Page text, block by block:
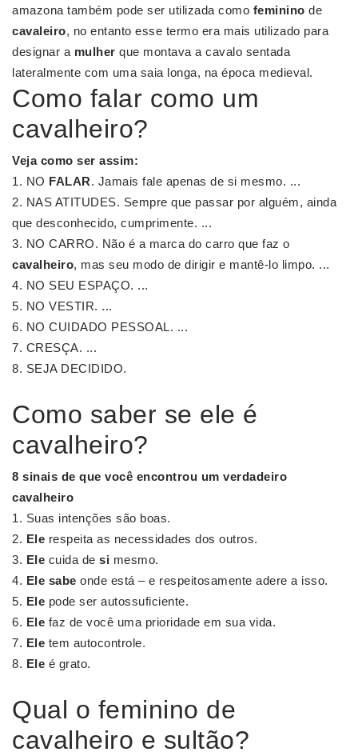
amazona também pode ser utilizada como feminino de
cavaleiro, no entanto esse termo era mais utilizado para
designar a mulher que montava a cavalo sentada
lateralmente com uma saia longa, na época medieval.
Como falar como um
cavalheiro?
Veja como ser assim:
NO FALAR. Jamais fale apenas de si mesmo. ...
NAS ATITUDES. Sempre que passar por alguém, ainda
que desconhecido, cumprimente. ...
NO CARRO. Não é a marca do carro que faz o
cavalheiro, mas seu modo de dirigir e mantê-lo limpo. ...
NO SEU ESPAÇO. ...
NO VESTIR. ...
NO CUIDADO PESSOAL. ...
CRESÇA. ...
SEJA DECIDIDO.
Como saber se ele é
cavalheiro?
8 sinais de que você encontrou um verdadeiro
cavalheiro
Suas intenções são boas.
Ele respeita as necessidades dos outros.
Ele cuida de si mesmo.
Ele sabe onde está – e respeitosamente adere a isso.
Ele pode ser autossuficiente.
Ele faz de você uma prioridade em sua vida.
Ele tem autocontrole.
Ele é grato.
Qual o feminino de
cavalheiro e sultão?